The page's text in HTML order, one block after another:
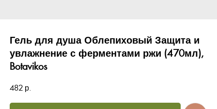
Гель для душа Облепиховый Защита и
увлажнение с ферментами ржи (470мл),
Botavikos
482 р.